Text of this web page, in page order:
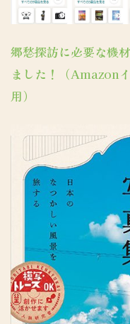
郷愁探訪に必要な機
ました！（Amazon
用）